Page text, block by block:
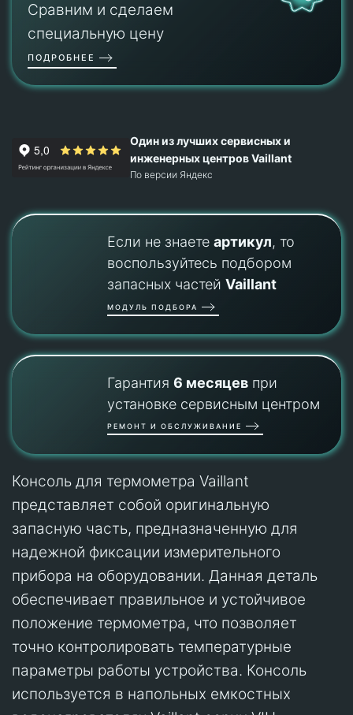
Сравним и сделаем
специальную цену
ПОДРОБНЕЕ
Один из лучших сервисных и
инженерных центров Vaillant
По версии Яндекс
Если не знаете артикул, то
воспользуйтесь подбором
запасных частей Vaillant
МОДУЛЬ ПОДБОРА
Гарантия 6 месяцевпри
установке сервисным центром
РЕМОНТ И ОБСЛУЖИВАНИЕ
Консоль для термометра Vaillant
представляет собой оригинальную
запасную часть, предназначенную для
надежной фиксации измерительного
прибора на оборудовании. Данная деталь
обеспечивает правильное и устойчивое
положение термометра, что позволяет
точно контролировать температурные
параметры работы устройства. Консоль
используется в напольных емкостных